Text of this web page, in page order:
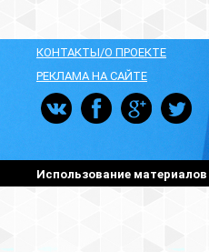
КОНТАКТЫ/О ПРОЕКТЕ
РЕКЛАМА НА САЙТЕ
Использование